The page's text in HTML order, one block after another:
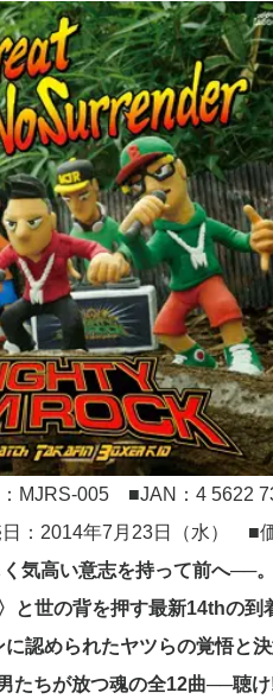
MJRS-005 ■JAN：4 5622
：2014年7月23日（水） ■
気高い意志を持って前へ──。
と世の背を押す最新14thの到
認められたヤツらの覚悟と決
たちが放つ魂の全12曲──聴